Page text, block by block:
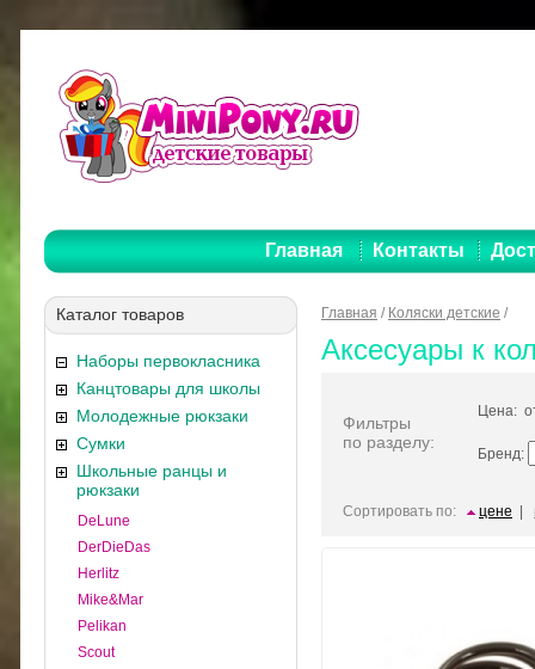
Главная Контакты
Каталог товаров
Наборы первокласника
Канцтовары для школы
Молодежные рюкзаки
Сумки
Школьные ранцы и
рюкзаки
DeLune
DerDieDas
Herlitz
Mike&Mar
Pelikan
Scout
Главная / Коляски детские /
Аксесуары к
Фильтры
по разделу:
Цена:
Бренд:
Сортировать по: цене